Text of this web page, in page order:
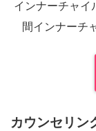
インナーチャイ
間インナーチ
カウンセリン